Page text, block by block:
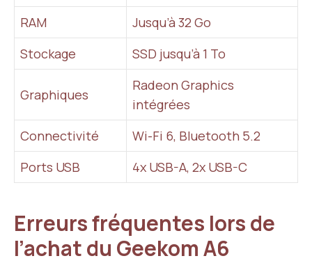
RAM
Jusqu’à 32 Go
Stockage
SSD jusqu’à 1 To
Graphiques
Radeon Graphics
intégrées
Connectivité
Wi-Fi 6, Bluetooth 5.2
Ports USB
4x USB-A, 2x USB-C
Erreurs fréquentes lors de
l’achat du Geekom A6